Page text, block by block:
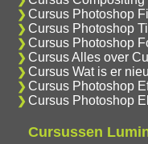
Cursus Photoshop
Cursus Photoshop
Cursus Photoshop
Cursus Alles over
Cursus Wat is er
Cursus Photoshop
Cursus Photoshop
Cursussen